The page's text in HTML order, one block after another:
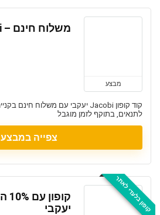
מבצע
משלוח חינם – Jacobi יעקבי
לתנאים, בתוקף לזמן מוגבל
צפייה במבצע
קופון בלעדי לאתר
יעקבי